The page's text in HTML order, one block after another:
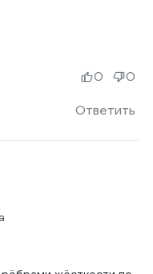
Ответить
0 0